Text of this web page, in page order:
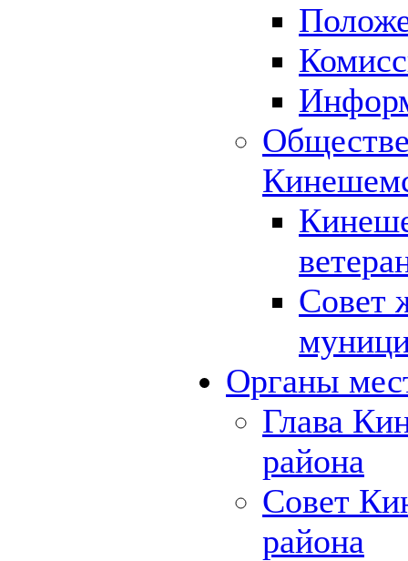
Совет
Органы
Глава
района
Совет
района